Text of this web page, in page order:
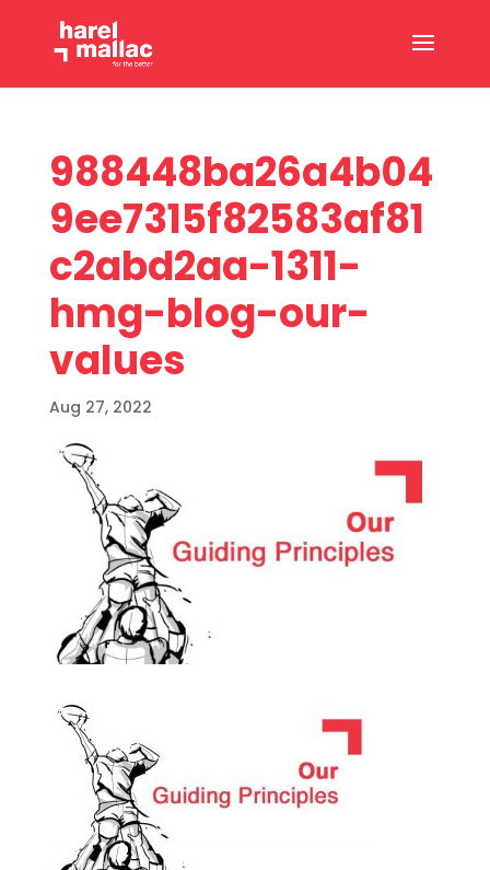
988448ba26a4b04
9ee7315f82583af81
c2abd2aa-1311-
hmg-blog-our-
values
Aug 27, 2022